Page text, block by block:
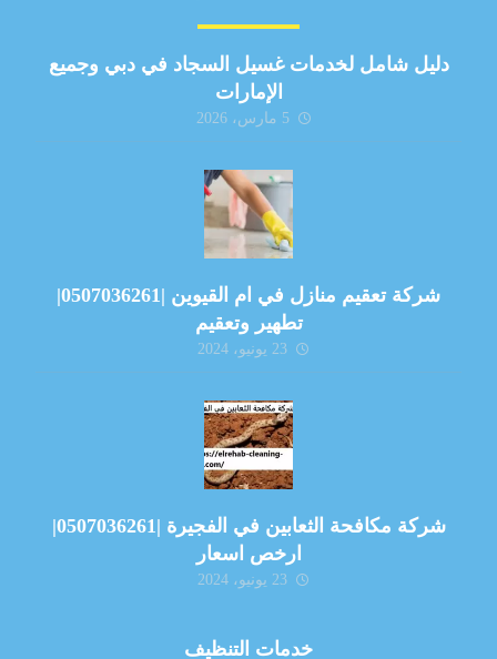
دليل شامل لخدمات غسيل السجاد في دبي وجميع
الإمارات
5 مارس، 2026
شركة تعقيم منازل في ام القيوين |0507036261|
تطهير وتعقيم
23 يونيو، 2024
شركة مكافحة الثعابين في الفجيرة |0507036261|
ارخص اسعار
23 يونيو، 2024
خدمات التنظيف